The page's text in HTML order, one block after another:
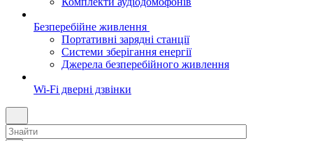
Безперебійне живлення
Портативні зарядні станції
Системи зберігання енергії
Джерела безперебійного живлення
Wi-Fi дверні дзвінки